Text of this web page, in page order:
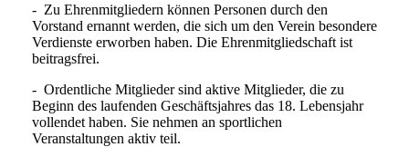
- Zu Ehrenmitgliedern können Personen durch den
Vorstand ernannt werden, die sich um den Verein besondere
Verdienste erworben haben. Die Ehrenmitgliedschaft ist
beitragsfrei.
- Ordentliche Mitglieder sind aktive Mitglieder, die zu
Beginn des laufenden Geschäftsjahres das 18. Lebensjahr
vollendet haben. Sie nehmen an sportlichen
Veranstaltungen aktiv teil.